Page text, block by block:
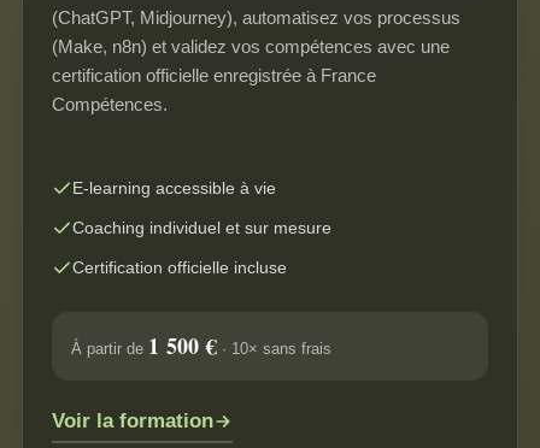
(ChatGPT, Midjourney), automatisez vos processus
(Make, n8n) et validez vos compétences avec une
certification officielle enregistrée à France
Compétences.
E-learning accessible à vie
Coaching individuel et sur mesure
Certification officielle incluse
À partir de 1 500 € · 10× sans frais
Voir la formation